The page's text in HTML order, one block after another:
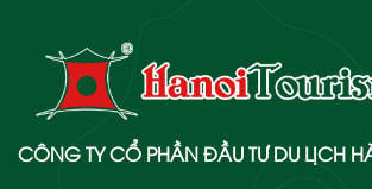
CÔNG TY CỔ PHẦN ĐẦU TƯ DU LỊCH